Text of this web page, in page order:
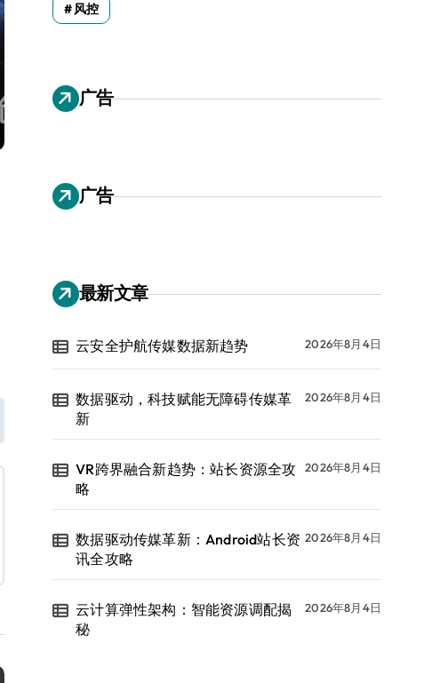
风控
广告
广告
最新文章
云安全护航传媒数据新趋势 2026年8月4日
数据驱动，科技赋能无障碍传媒革
新
2026年8月4日
VR跨界融合新趋势：站长资源全攻
略
2026年8月4日
数据驱动传媒革新：Android站长资
讯全攻略
2026年8月4日
云计算弹性架构：智能资源调配揭
秘
2026年8月4日